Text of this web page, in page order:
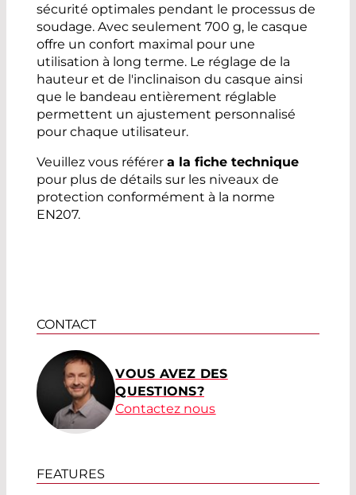
sécurité optimales pendant le processus de
soudage. Avec seulement 700 g, le casque
offre un confort maximal pour une
utilisation à long terme. Le réglage de la
hauteur et de l'inclinaison du casque ainsi
que le bandeau entièrement réglable
permettent un ajustement personnalisé
pour chaque utilisateur.
Veuillez vous référer a la fiche technique
pour plus de détails sur les niveaux de
protection conformément à la norme
EN207.
CONTACT
VOUS AVEZ DES
QUESTIONS?
Contactez nous
FEATURES